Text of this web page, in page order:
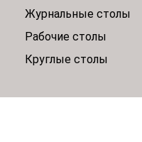
Журнальные столы
Рабочие столы
Круглые столы